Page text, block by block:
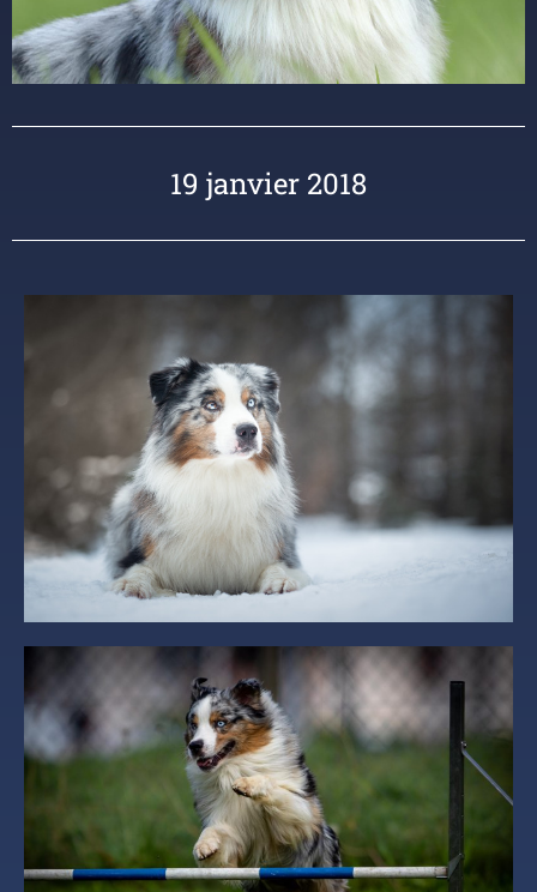
19 janvier 2018